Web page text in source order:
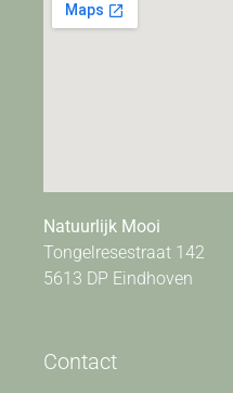
Natuurlijk Mooi
Tongelresestraat 142
5613 DP Eindhoven
Contact